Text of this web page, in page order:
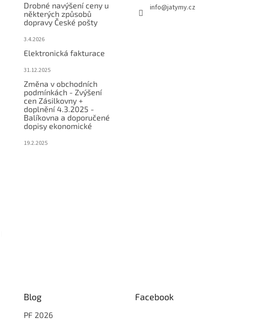
Drobné navýšení ceny u
některých způsobů
dopravy České pošty
3.4.2026
Elektronická fakturace
31.12.2025
Změna v obchodních
podmínkách - Zvýšení
cen Zásilkovny +
doplnění 4.3.2025 -
Balíkovna a doporučené
dopisy ekonomické
19.2.2025
info@jatymy.cz
Blog
PF 2026
Facebook